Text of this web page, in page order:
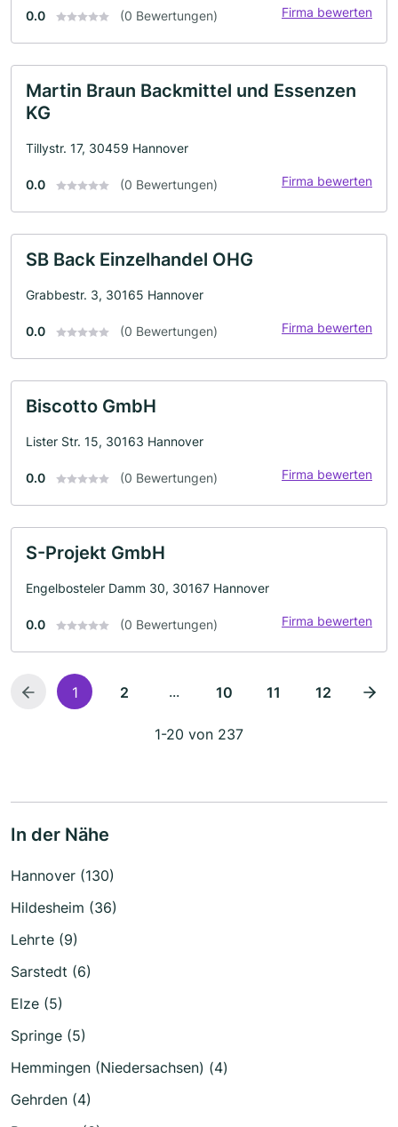
0.0 (0 Bewertungen) Firma bewerten
Martin Braun Backmittel und Essenzen
KG
Tillystr. 17, 30459 Hannover
0.0 (0 Bewertungen) Firma bewerten
SB Back Einzelhandel OHG
Grabbestr. 3, 30165 Hannover
0.0 (0 Bewertungen) Firma bewerten
Biscotto GmbH
Lister Str. 15, 30163 Hannover
0.0 (0 Bewertungen) Firma bewerten
S-Projekt GmbH
Engelbosteler Damm 30, 30167 Hannover
0.0 (0 Bewertungen) Firma bewerten
1 2 ... 10 11 12
1-20 von 237
In der Nähe
Hannover (130)
Hildesheim (36)
Lehrte (9)
Sarstedt (6)
Elze (5)
Springe (5)
Hemmingen (Niedersachsen) (4)
Gehrden (4)